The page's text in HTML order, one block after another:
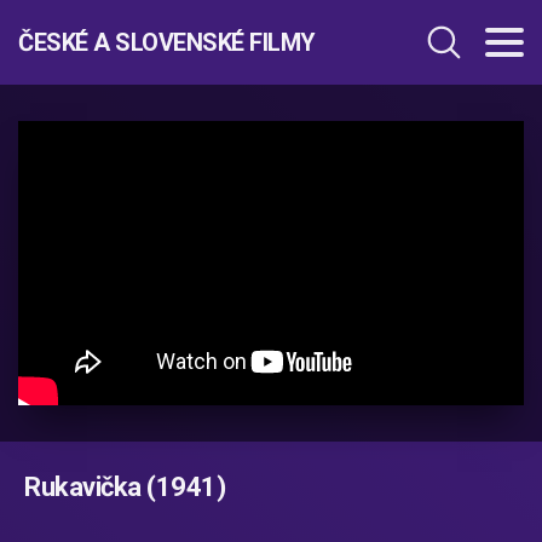
ČESKÉ A SLOVENSKÉ FILMY
Rukavička (1941)